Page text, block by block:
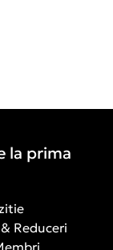
la prima
Reduceri